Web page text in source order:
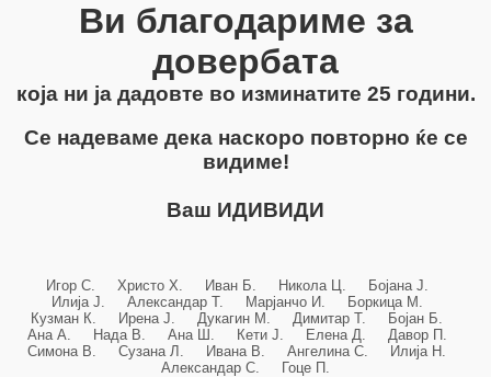
Ви благодариме за
довербата
која ни ја дадовте во изминатите 25 години.
Се надеваме дека наскоро повторно ќе се
видиме!
Ваш ИДИВИДИ
Игор С. Христо Х. Иван Б. Никола Ц. Бојана Ј.
Илија Ј. Александар Т. Марјанчо И. Боркица М.
Кузман К. Ирена Ј. Дукагин М. Димитар Т. Бојан Б.
Ана А. Нада В. Ана Ш. Кети Ј. Елена Д. Давор П.
Симона В. Сузана Л. Ивана В. Ангелина С. Илија Н.
Александар С. Гоце П.